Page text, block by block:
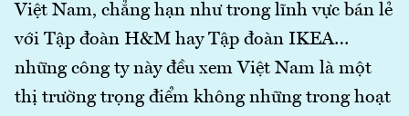
Việt Nam, chẳng hạn như trong lĩnh vực bán lẻ
với Tập đoàn H&M hay Tập đoàn IKEA…
những công ty này đều xem Việt Nam là một
thị trường trọng điểm không những trong hoạt